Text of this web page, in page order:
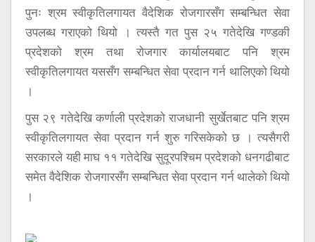
पुनः श्रम स्वीकृतिलगायत वैदेशिक रोजगारसँग सम्बन्धित सेवा
उपलब्ध गराएको थियो । त्यस्तै गत पुस २५ गतेदेखि गण्डकी
प्रदेशको श्रम तथा रोजगार कार्यालयबाट पनि श्रम
स्वीकृतिलगायत यससँग सम्बन्धित सेवा प्रदान गर्न थालिएको थियो
।
पुस २९ गतेदेखि कर्णाली प्रदेशको राजधानी सुर्खेतबाट पनि श्रम
स्वीकृतिलगायत सेवा प्रदान गर्न शुरु गरिसकेको छ । त्यसैगरी
सरकारले यही माघ ११ गतेदेखि सुदूरपश्चिम प्रदेशको धनगढीबाट
समेत वैदेशिक रोजगारसँग सम्बन्धित सेवा प्रदान गर्न थालेको थियो
।